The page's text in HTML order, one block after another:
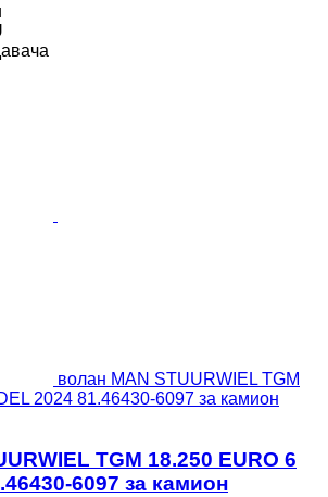
волан MAN STUURWIEL TGM
2024 81.46430-6097 за камион
TGM 18.250 EURO 6
6097 за камион